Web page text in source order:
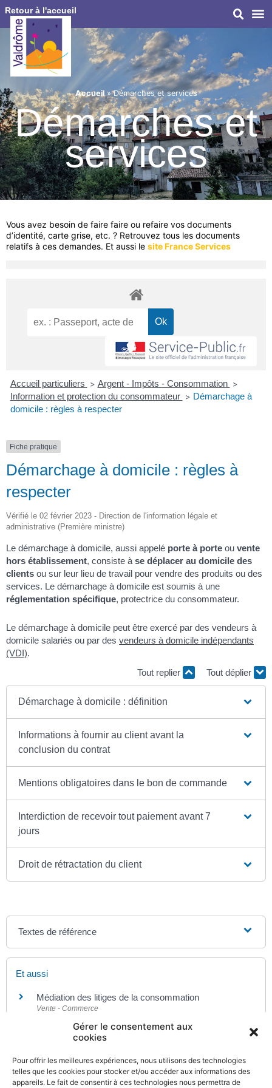
Gérer le consentement aux
cookies
Pour offrir les meilleures expériences, nous utilisons des technologies
telles que les cookies pour stocker et/ou accéder aux informations des
appareils. Le fait de consentir à ces technologies nous permettra de
Retour à l'accueil
Accueil»Démarches et services
Démarches et
services
Vous avez besoin de faire faire ou refaire vos documents
d’identité, carte grise, etc. ? Retrouvez tous les documents
relatifs à ces demandes. Et aussi le site France Services
Accueil particuliers > Argent - Impôts - Consommation >
Information et protection du consommateur > Démarchage à
domicile : règles à respecter
Fiche pratique
Démarchage à domicile : règles à
respecter
Vérifié le 02 février 2023 - Direction de l'information légale et
administrative (Première ministre)
Le démarchage à domicile, aussi appelé porte à porte ou vente
hors établissement, consiste à se déplacer au domicile des
clients ou sur leur lieu de travail pour vendre des produits ou des
services. Le démarchage à domicile est soumis à une
réglementation spécifique, protectrice du consommateur.
Le démarchage à domicile peut être exercé par des vendeurs à
domicile salariés ou par des vendeurs à domicile indépendants
(VDI).
Tout replier
Tout déplier
Démarchage à domicile : définition
Informations à fournir au client avant la
conclusion du contrat
Mentions obligatoires dans le bon de commande
Interdiction de recevoir tout paiement avant 7
jours
Droit de rétractation du client
Textes de référence
Et aussi
Médiation des litiges de la consommation
Vente - Commerce
Garanties légales, garantie commerciale et service
après-vente